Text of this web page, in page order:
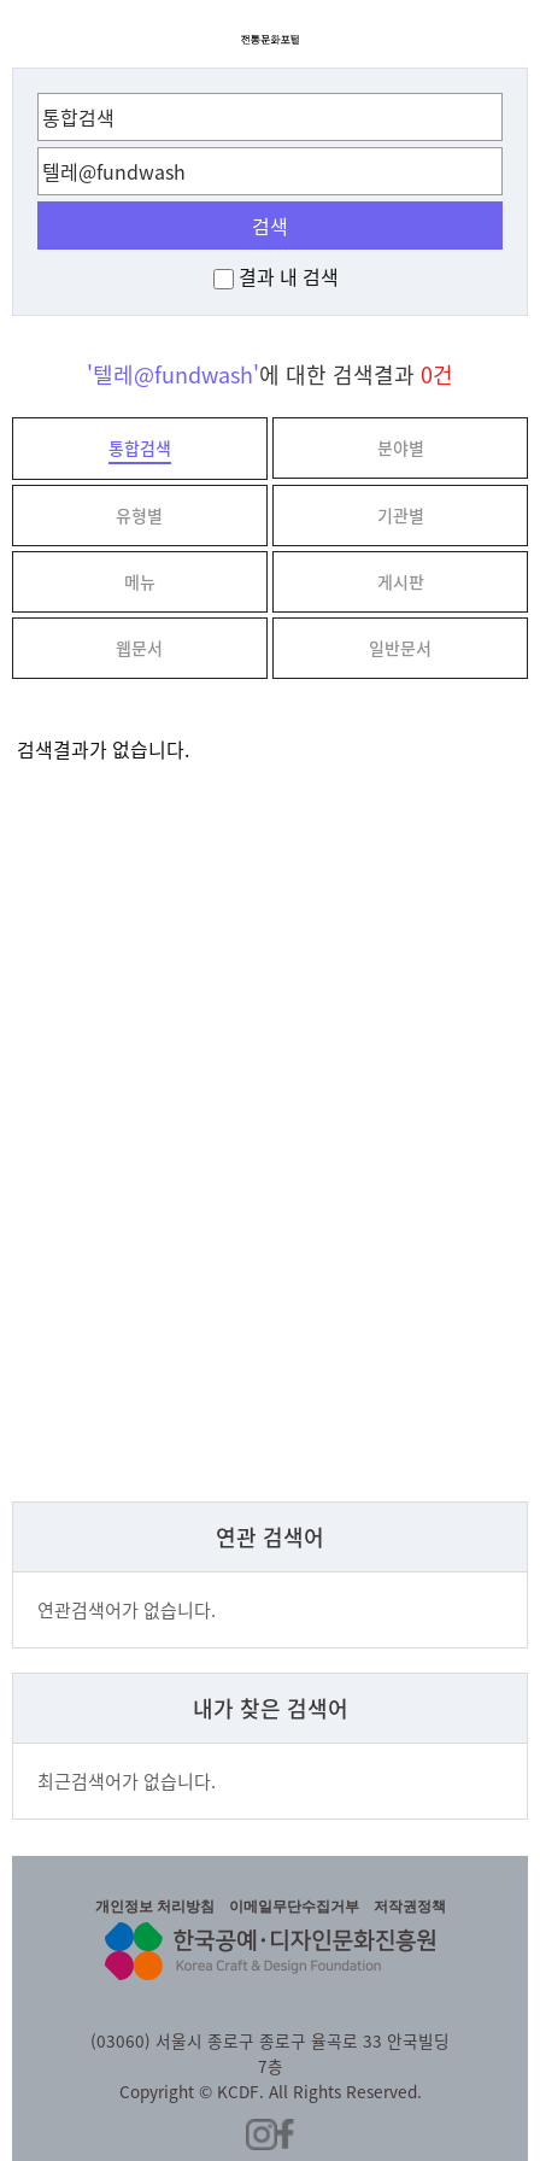
검색
결과 내 검색
'텔레@fundwash'에 대한 검색결과 0건
통합검색 분야별
유형별 기관별
메뉴 게시판
웹문서 일반문서
검색결과가 없습니다.
연관 검색어
연관검색어가 없습니다.
내가 찾은 검색어
최근검색어가 없습니다.
개인정보 처리방침 이메일무단수집거부 저작권정책
(03060) 서울시 종로구 종로구 율곡로 33 안국빌딩
7층
Copyright © KCDF. All Rights Reserved.